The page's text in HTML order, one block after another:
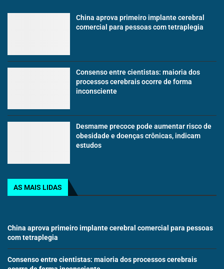
China aprova primeiro implante cerebral
comercial para pessoas com tetraplegia
Consenso entre cientistas: maioria dos
processos cerebrais ocorre de forma
inconsciente
Desmame precoce pode aumentar risco de
obesidade e doenças crônicas, indicam
estudos
AS MAIS LIDAS
China aprova primeiro implante cerebral comercial para pessoas
com tetraplegia
Consenso entre cientistas: maioria dos processos cerebrais